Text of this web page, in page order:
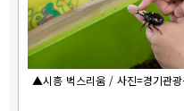
▲시흥 벅스리움 / 사진=경기관광